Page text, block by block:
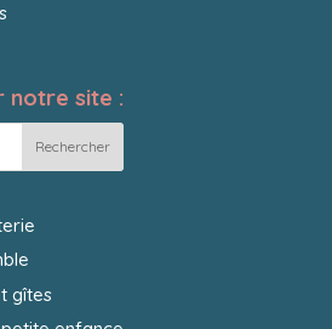
notre site :
gîtes